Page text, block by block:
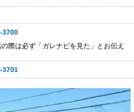
3700
際は必ず「ガレナビを見た」とお伝え
3701